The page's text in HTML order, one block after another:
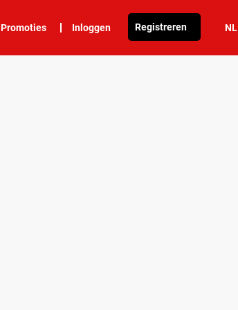
Promoties Inloggen Registreren NL